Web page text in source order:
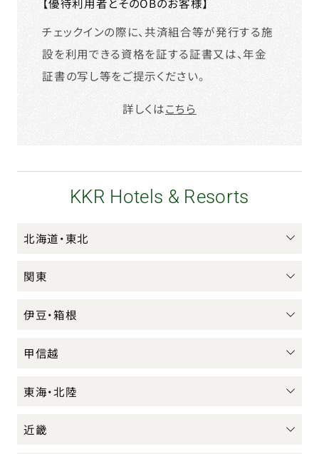
チェックインの際に、共済組合等が発行する施
設を利用できる資格を証する証書又は、年金
証書の写し等をご提示ください。
詳しくはこちら
KKR Hotels & Resorts
北海道・東北
関東
伊豆・箱根
甲信越
東海・北陸
近畿